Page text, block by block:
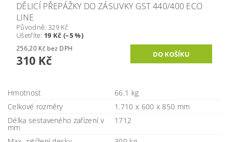
DĚLICÍ PŘEPÁŽKY DO ZÁSUVKY GST 440/400 ECO
LINE
Původně: 329 Kč
Ušetříte: 19 Kč (–5 %)
256,20 Kč bez DPH
310 Kč
Hmotnost
66.1 kg
Celkové rozměry
1.710 x 600 x 850 mm
Délka sestaveného zařízení v
mm
1712